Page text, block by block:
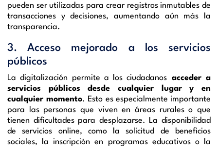
pueden ser utilizadas para crear registros inmutables de
transacciones y decisiones, aumentando aún más la
transparencia.
3. Acceso mejorado a los servicios
públicos
La digitalización permite a los ciudadanos acceder a
servicios públicos desde cualquier lugar y en
cualquier momento. Esto es especialmente importante
para las personas que viven en áreas rurales o que
tienen dificultades para desplazarse. La disponibilidad
de servicios online, como la solicitud de beneficios
sociales, la inscripción en programas educativos o la